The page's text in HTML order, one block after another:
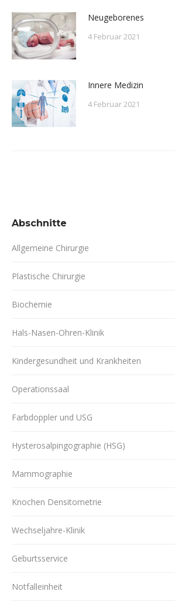
Neugeborenes
4 Februar 2021
Innere Medizin
4 Februar 2021
Abschnitte
Allgemeine Chirurgie
Plastische Chirurgie
Biochemie
Hals-Nasen-Ohren-Klinik
Kindergesundheit und Krankheiten
Operationssaal
Farbdoppler und USG
Hysterosalpingographie (HSG)
Mammographie
Knochen Densitometrie
Wechseljahre-Klinik
Geburtsservice
Notfalleinheit